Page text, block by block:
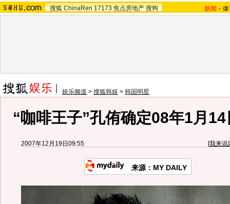
搜狐 ChinaRen 17173 焦点房地产 搜狗 新闻 -
娱乐频道 > 搜狐韩娱 > 韩国明星
“咖啡王子”孔侑确定08年1月
2007年12月19日09:55 [我来说
来源：MY DAILY